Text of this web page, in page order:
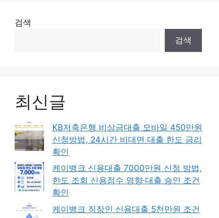
검색
검색
최신글
KB저축은행 비상금대출 모바일 450만원
신청방법, 24시간 비대면 대출 한도 금리
확인
케이뱅크 신용대출 7000만원 신청 방법,
한도 조회 신용점수 영향·대출 승인 조건
확인
케이뱅크 직장인 신용대출 5천만원 조건